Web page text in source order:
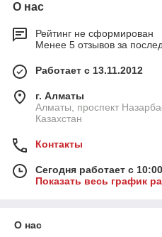
О нас
Рейтинг не сформирован
Менее 5 отзывов за
Работает с 13.11.2012
г. Алматы
Алматы, проспект
Казахстан
Контакты
Сегодня работает с
Показать весь график
О нас